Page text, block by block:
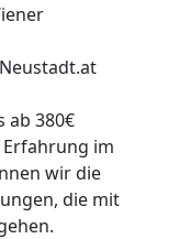
ab 380€
im
wir die
die mit